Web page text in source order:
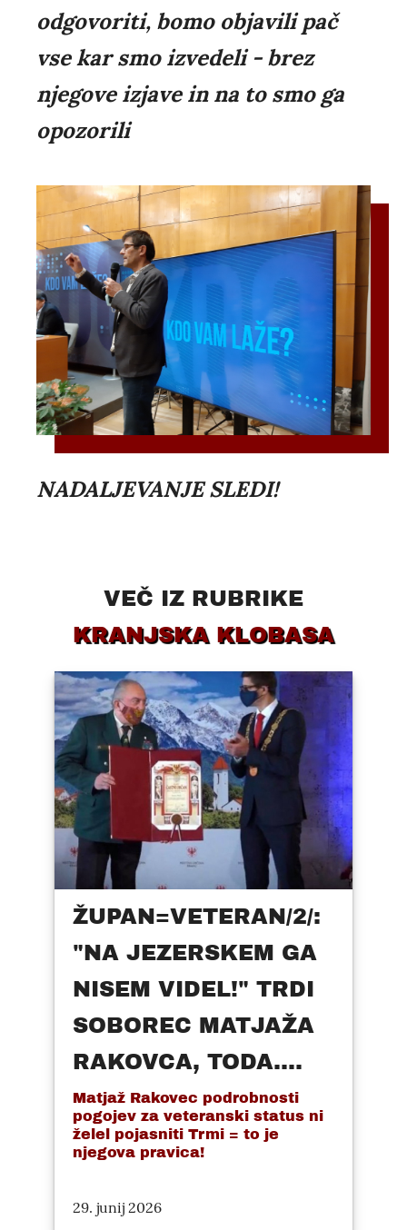
odgovoriti, bomo objavili pač
vse kar smo izvedeli - brez
njegove izjave in na to smo ga
opozorili
NADALJEVANJE SLEDI!
VEČ IZ RUBRIKE
KRANJSKA KLOBASA
ŽUPAN=VETERAN/2/:
"NA JEZERSKEM GA
NISEM VIDEL!" TRDI
SOBOREC MATJAŽA
RAKOVCA, TODA....
Matjaž Rakovec podrobnosti
pogojev za veteranski status ni
želel pojasniti Trmi = to je
njegova pravica!
29. junij 2026